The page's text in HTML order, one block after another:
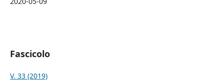
Fascicolo
V. 33 (2019)